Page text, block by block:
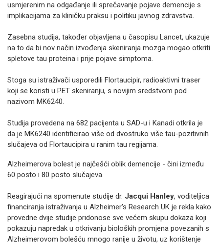
usmjerenim na odgađanje ili sprečavanje pojave demencije s
implikacijama za kliničku praksu i politiku javnog zdravstva.
Zasebna studija, također objavljena u časopisu Lancet, ukazuje
na to da bi nov način izvođenja skeniranja mozga mogao otkriti
spletove tau proteina i prije pojave simptoma.
Stoga su istraživači usporedili Flortaucipir, radioaktivni traser
koji se koristi u PET skeniranju, s novijim sredstvom pod
nazivom MK6240.
Studija provedena na 682 pacijenta u SAD-u i Kanadi otkrila je
da je MK6240 identificirao više od dvostruko više tau-pozitivnih
slučajeva od Flortaucipira u ranim tau regijama.
Alzheimerova bolest je najčešći oblik demencije - čini između
60 posto i 80 posto slučajeva.
Reagirajući na spomenute studije dr. Jacqui Hanley, voditeljica
financiranja istraživanja u Alzheimer's Research UK je rekla kako
provedne dvije studije pridonose sve većem skupu dokaza koji
pokazuju napredak u otkrivanju bioloških promjena povezanih s
Alzheimerovom bolešću mnogo ranije u životu, uz korištenje